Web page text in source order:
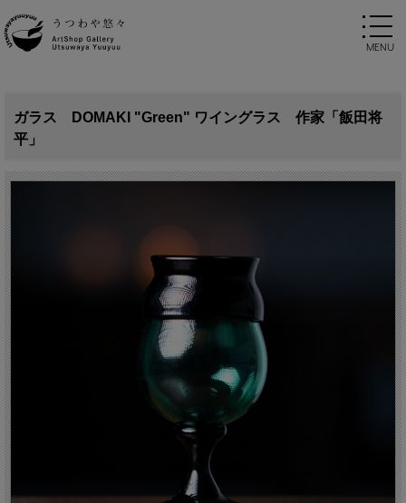
ガラス DOMAKI "Green" ワイングラス 作家「飯田将
平」